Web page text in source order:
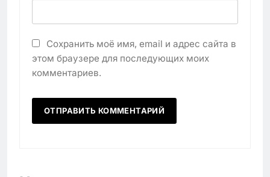
Сохранить моё имя, email и адрес сайта в
этом браузере для последующих моих
комментариев.